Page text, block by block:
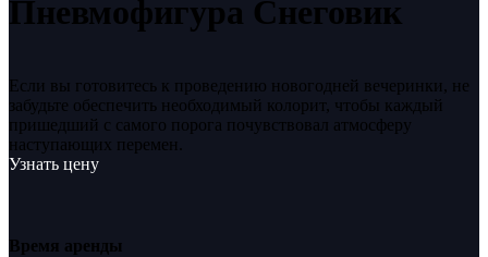
Пневмофигура Снеговик
Если вы готовитесь к проведению новогодней вечеринки, не
забудьте обеспечить необходимый колорит, чтобы каждый
пришедший с самого порога почувствовал атмосферу
наступающих перемен.
Узнать цену
Время аренды